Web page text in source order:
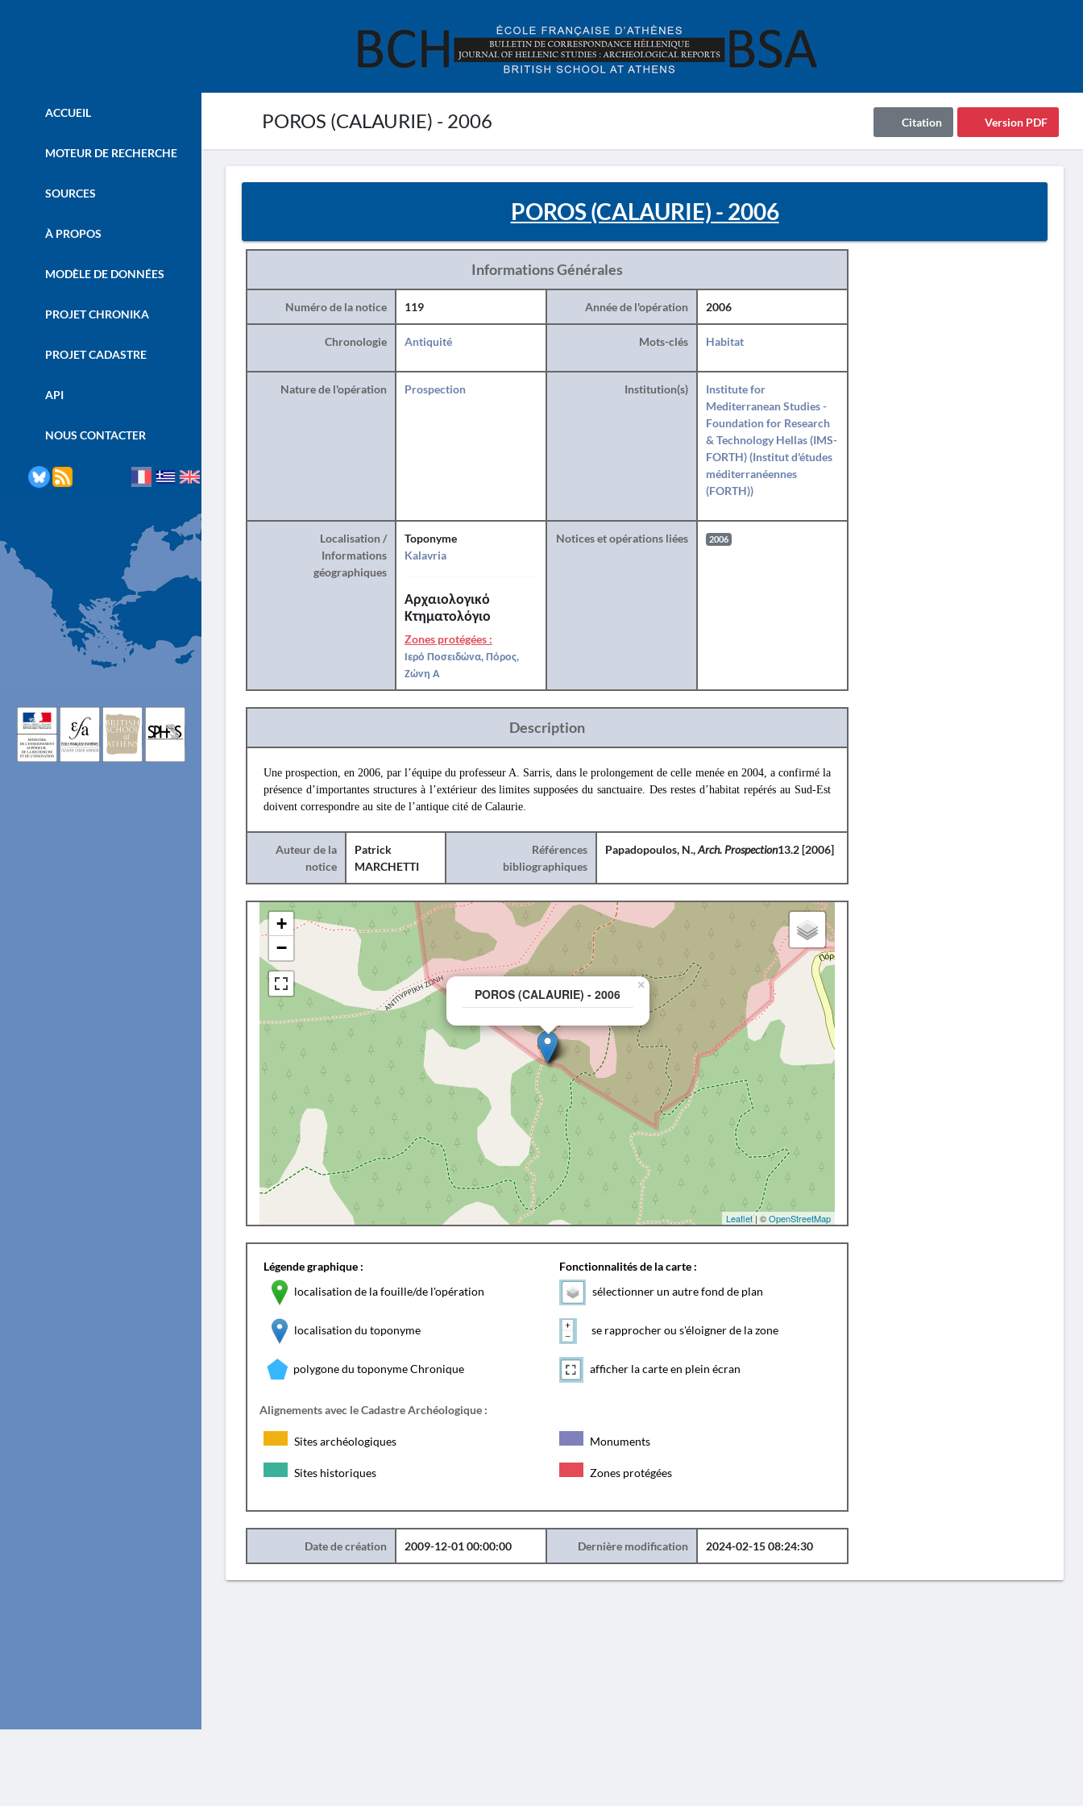
POROS (CALAURIE) - 2006 Version PDF
Citation
ACCUEIL
MOTEUR DE RECHERCHE
SOURCES
À PROPOS
MODÈLE DE DONNÉES
PROJET CHRONIKA
PROJET CADASTRE
API
NOUS CONTACTER
POROS (CALAURIE) - 2006
Informations Générales
Numéro de la notice 119 Année de l'opération 2006
Chronologie Antiquité Mots-clés Habitat
Nature de l'opération Prospection Institution(s)
Institute for
Mediterranean Studies -
Foundation for Research
& Technology Hellas (IMS-
FORTH) (Institut d'études
méditerranéennes
(FORTH))
Localisation /
Informations
géographiques
Toponyme
Kalavria
Αρχαιολογικό
Κτηματολόγιο
Zones protégées :
Ιερό Ποσειδώνα, Πόρος,
Ζώνη Α
Notices et opérations liées 2006
Description
Une prospection, en 2006, par l’équipe du professeur A. Sarris, dans le prolongement de celle menée en 2004, a confirmé la
présence d’importantes structures à l’extérieur des limites supposées du sanctuaire. Des restes d’habitat repérés au Sud-Est
doivent correspondre au site de l’antique cité de Calaurie.
Auteur de la
notice
Patrick
MARCHETTI
Références
bibliographiques
Papadopoulos, N.,Arch. Prospection13.2 [2006]
POROS (CALAURIE) - 2006
×
+
−
Leaflet| ©OpenStreetMap
Légende graphique :
localisation de la fouille/de l'opération
localisation du toponyme
polygone du toponyme Chronique
Fonctionnalités de la carte :
sélectionner un autre fond de plan
se rapprocher ou s'éloigner de la zone
afficher la carte en plein écran
Alignements avec le Cadastre Archéologique :
Sites archéologiques Monuments
Sites historiques Zones protégées
Date de création 2009-12-01 00:00:00 Dernière modification 2024-02-15 08:24:30